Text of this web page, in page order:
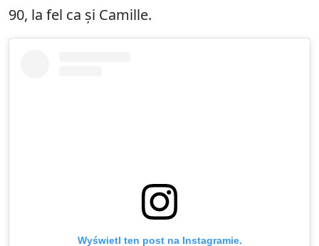
90, la fel ca și Camille.
Wyświetl ten post na Instagramie.